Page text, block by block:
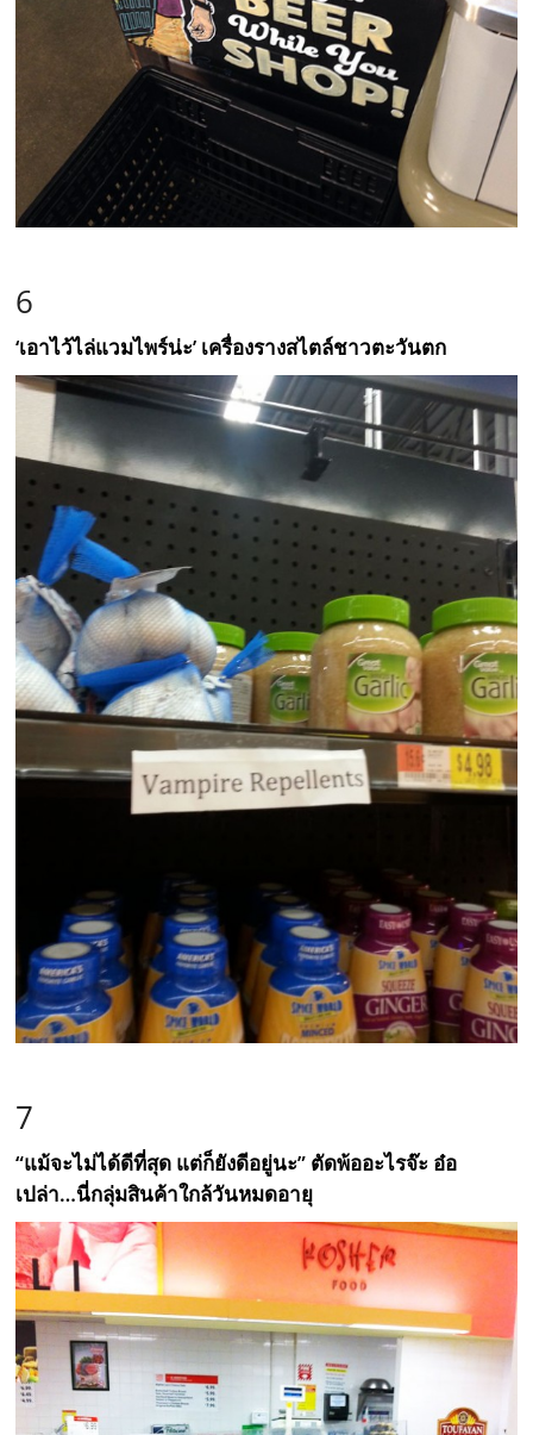
6
‘เอาไว้ไล่แวมไพร์น่ะ’ เครื่องรางสไตล์ชาวตะวันตก
7
“แม้จะไม่ได้ดีที่สุด แต่ก็ยังดีอยู่นะ” ตัดพ้ออะไรจ๊ะ อ๋อ
เปล่า…นี่กลุ่มสินค้าใกล้วันหมดอายุ